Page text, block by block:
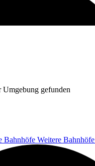
gefunden
Bahnhöfe Weitere Bahnhöfe